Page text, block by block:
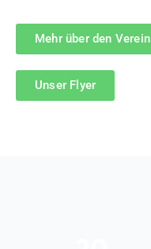
Mehr über den Verein
Unser Flyer